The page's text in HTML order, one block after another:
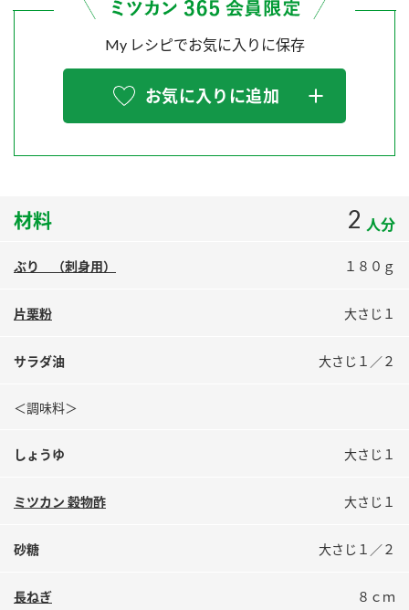
炊き込みご飯の素 米飯用調味液
PIN印
スペシャルサイト
お酢を知ろう！
ぽん酢サワー
鍋奉行マニュアル
ミツカンのCM
ZENB initiative
MIM（ミツカンミュージアム）
各部門が大切にしていること
販売終了製品のご案内
よくあるご質問
地図から取り扱い店舗を探す
検索
業務用サイト ミツカングループについて 製造所固有記号一覧
My レシピでお気に入りに保存
お気に入りに追加
材料 2 人分
ぶり （刺身用） １８０ｇ
片栗粉 大さじ１
サラダ油 大さじ１／２
＜調味料＞
しょうゆ 大さじ１
ミツカン 穀物酢 大さじ１
砂糖 大さじ１／２
長ねぎ ８ｃｍ